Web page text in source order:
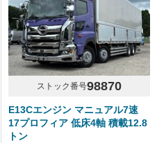
ストック番号98870
E13Cエンジン マニュアル7速
17プロフィア 低床4軸 積載12.8
トン